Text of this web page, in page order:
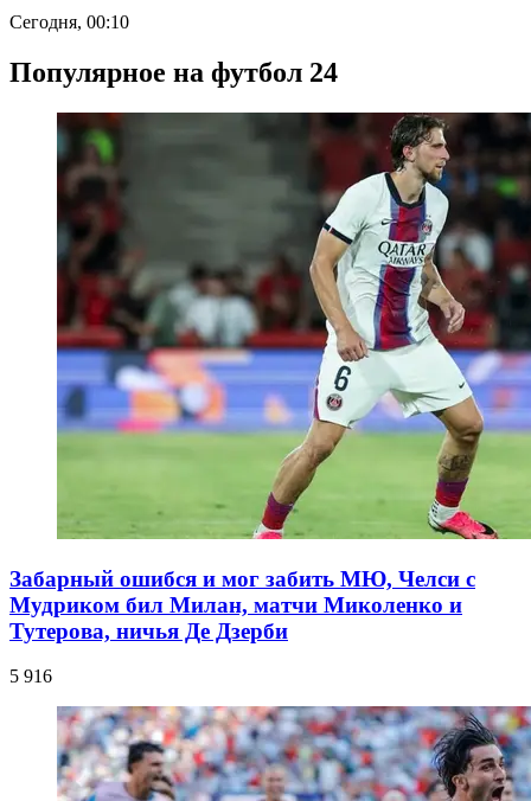
Сегодня, 00:10
Популярное на футбол 24
Забарный ошибся и мог забить МЮ, Челси с
Мудриком бил Милан, матчи Миколенко и
Тутерова, ничья Де Дзерби
5 916